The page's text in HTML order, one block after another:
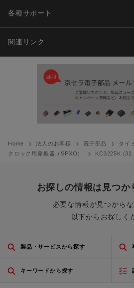
各種サポート
関連リンク
Home 法人のお客様 電子部品
タイ
クロック用発振器（SPXO）
KC3225K
お探しの情報は見つか
必要な情報が見つからな
以下からお探しく
製品・サービスから探す
キーワードから探す